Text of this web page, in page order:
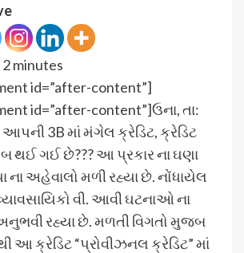
2minutes
id=”after-content”]
id=”after-content”]ઉના, તા:
3B માં મંગેલ ક્રેડિટ, ક્રેડિટ
થઈ ગઈ છે??? આ પ્રકાર ના ઘણા
ના અહેવાલો મળી રહ્યા છે. નોંધાયેલ
વી. આવી ઘટનાઓ ના
રહ્યા છે. મળતી વિગતો મુજબ
આ ક્રેડિટ “પ્રોવીઝનલ ક્રેડિટ” માં